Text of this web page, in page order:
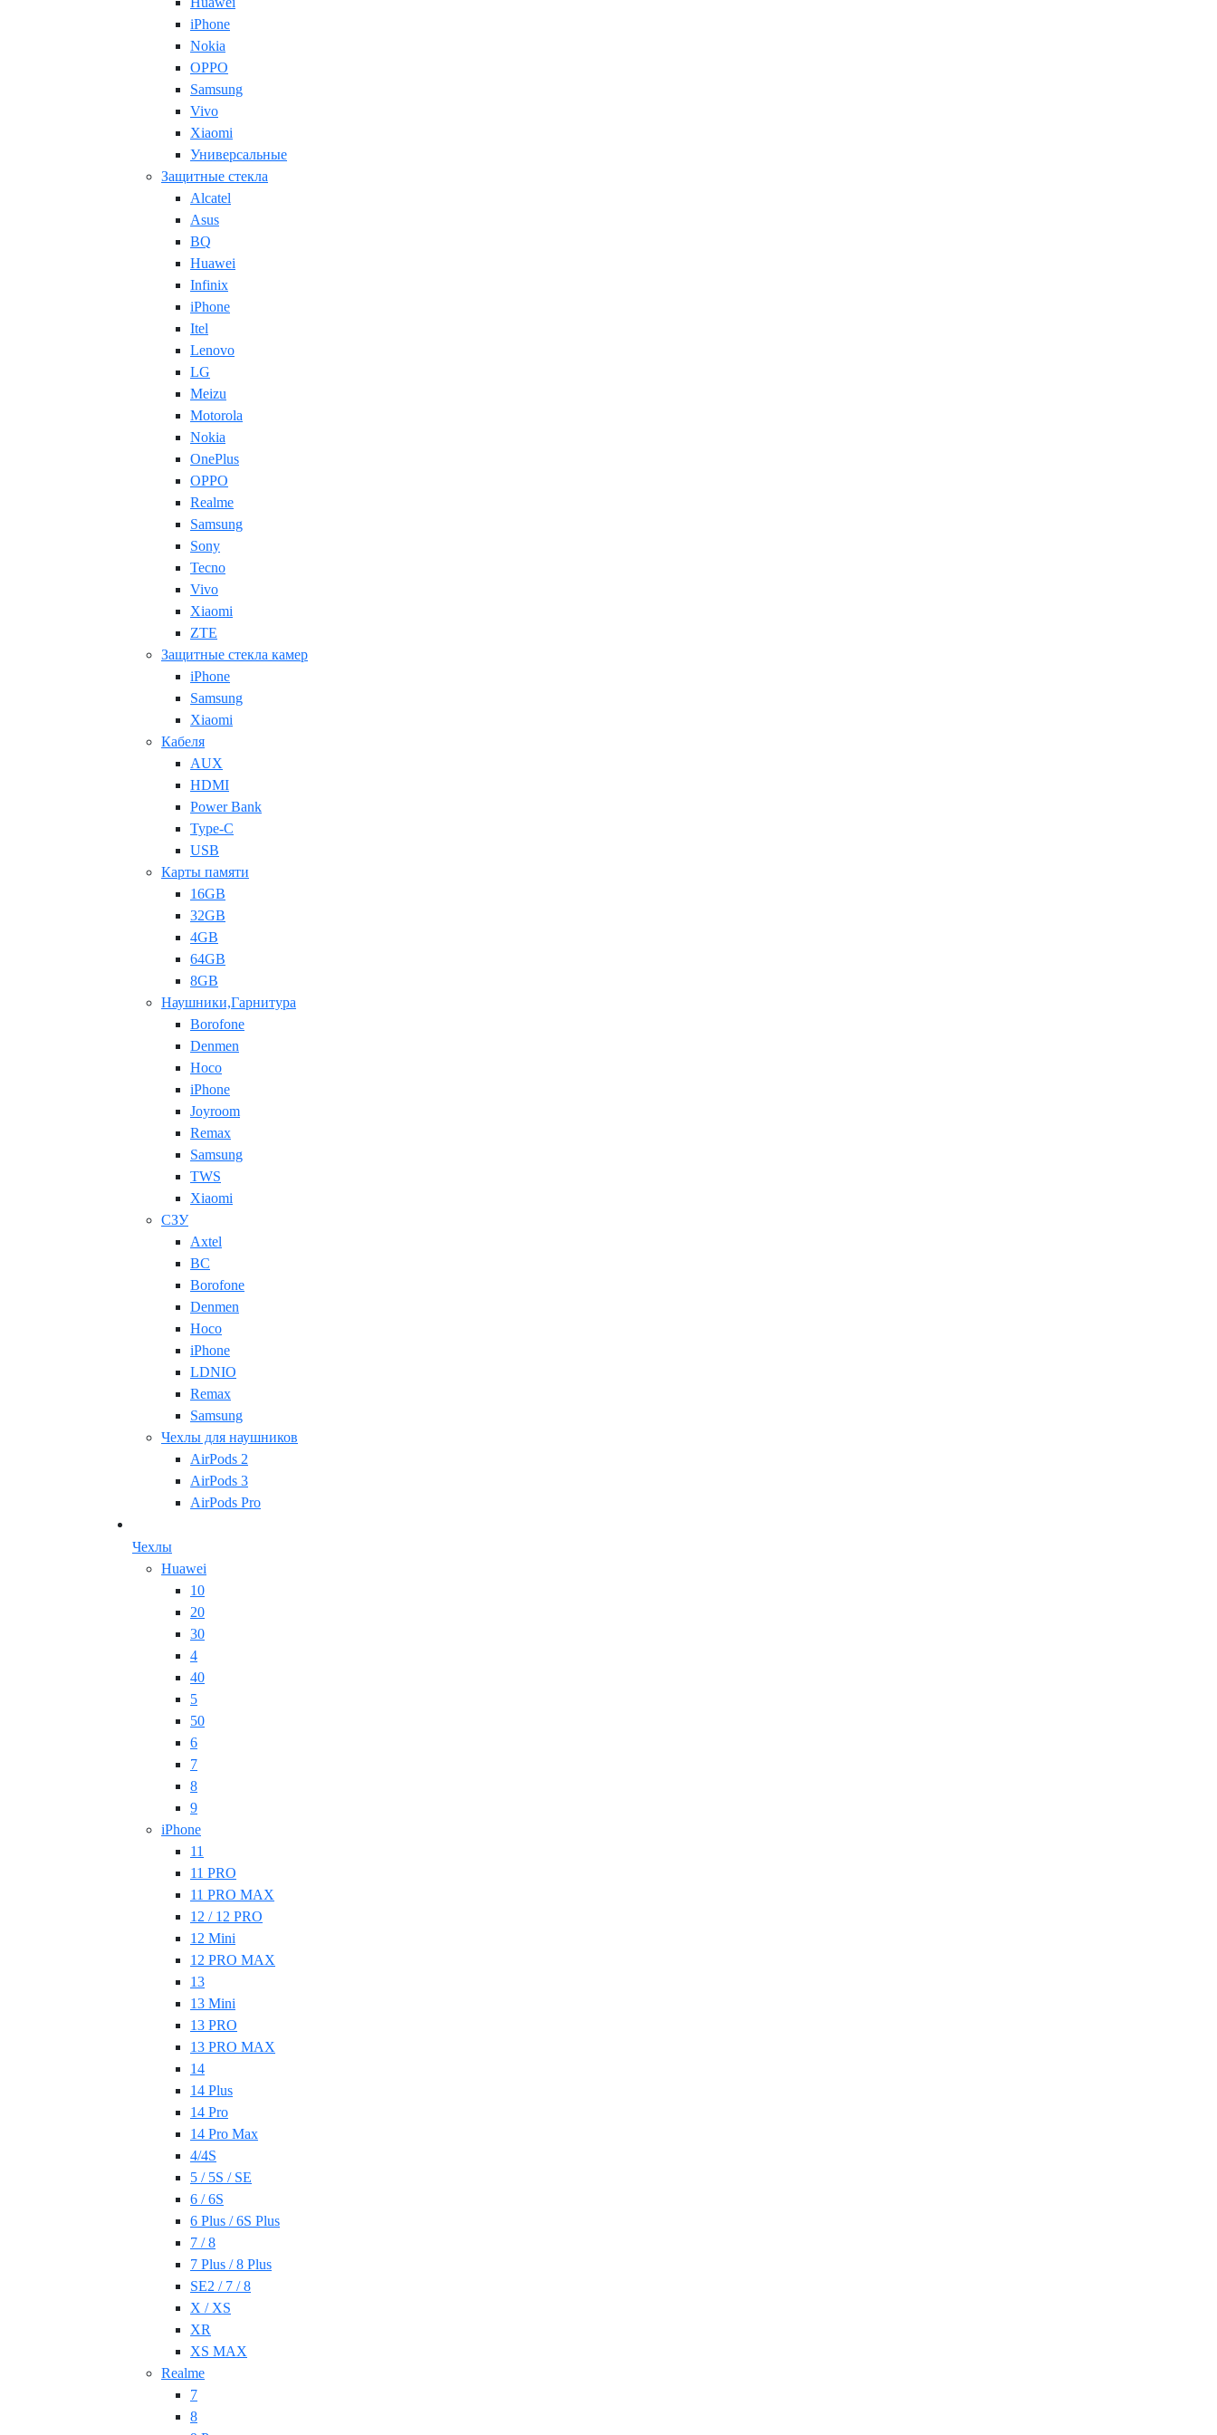
iPhone
Nokia
OPPO
Samsung
Vivo
Xiaomi
Универсальные
Защитные стекла
Alcatel
Asus
BQ
Huawei
Infinix
iPhone
Itel
Lenovo
LG
Meizu
Motorola
Nokia
OnePlus
OPPO
Realme
Samsung
Sony
Tecno
Vivo
Xiaomi
ZTE
Защитные стекла камер
iPhone
Samsung
Xiaomi
Кабеля
AUX
HDMI
Power Bank
Type-C
USB
Карты памяти
16GB
32GB
4GB
64GB
8GB
Наушники,Гарнитура
Borofone
Denmen
Hoco
iPhone
Joyroom
Remax
Samsung
TWS
Xiaomi
СЗУ
Axtel
BC
Borofone
Denmen
Hoco
iPhone
LDNIO
Remax
Samsung
Чехлы для наушников
AirPods 2
AirPods 3
AirPods Pro
Чехлы
Huawei
10
20
30
4
40
5
50
6
7
8
9
iPhone
11
11 PRO
11 PRO MAX
12 / 12 PRO
12 Mini
12 PRO MAX
13
13 Mini
13 PRO
13 PRO MAX
14
14 Plus
14 Pro
14 Pro Max
4/4S
5 / 5S / SE
6 / 6S
6 Plus / 6S Plus
7 / 8
7 Plus / 8 Plus
SE2 / 7 / 8
X / XS
XR
XS MAX
Realme
7
8